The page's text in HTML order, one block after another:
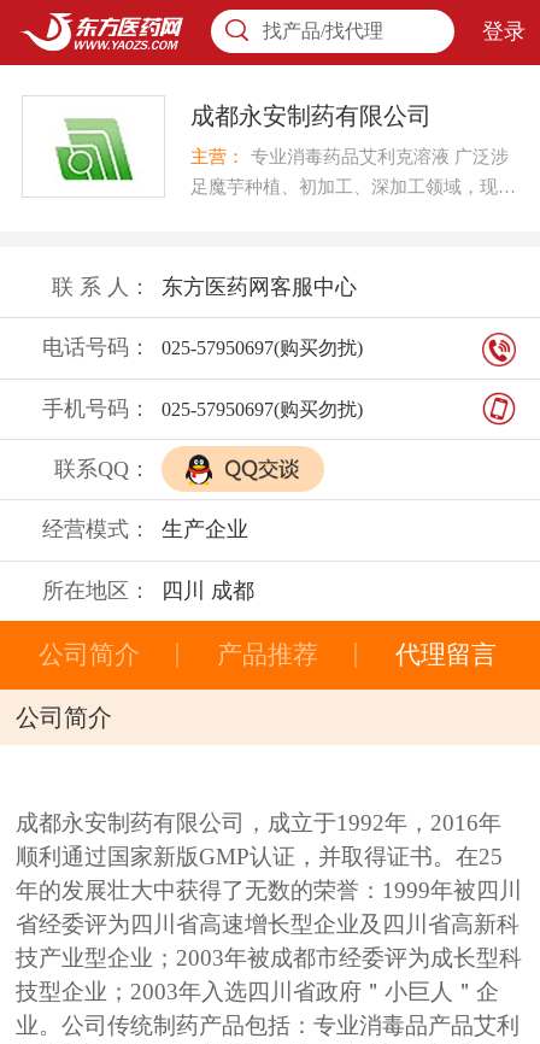
找产品/找代理 登录
成都永安制药有限公司
主营：
专业消毒药品艾利克溶液 广泛涉
足魔芋种植、初加工、深加工领域，现已
品生产能力。
联 系 人： 东方医药网客服中心
电话号码： 025-57950697(购买勿扰)
手机号码： 025-57950697(购买勿扰)
联系QQ：
经营模式： 生产企业
所在地区： 四川 成都
公司简介 产品推荐 代理留言
公司简介
成都永安制药有限公司，成立于1992年，2016年
顺利通过国家新版GMP认证，并取得证书。在25
年的发展壮大中获得了无数的荣誉：1999年被四川
省经委评为四川省高速增长型企业及四川省高新科
技产业型企业；2003年被成都市经委评为成长型科
技型企业；2003年入选四川省政府＂小巨人＂企
业。公司传统制药产品包括：专业消毒品产品艾利